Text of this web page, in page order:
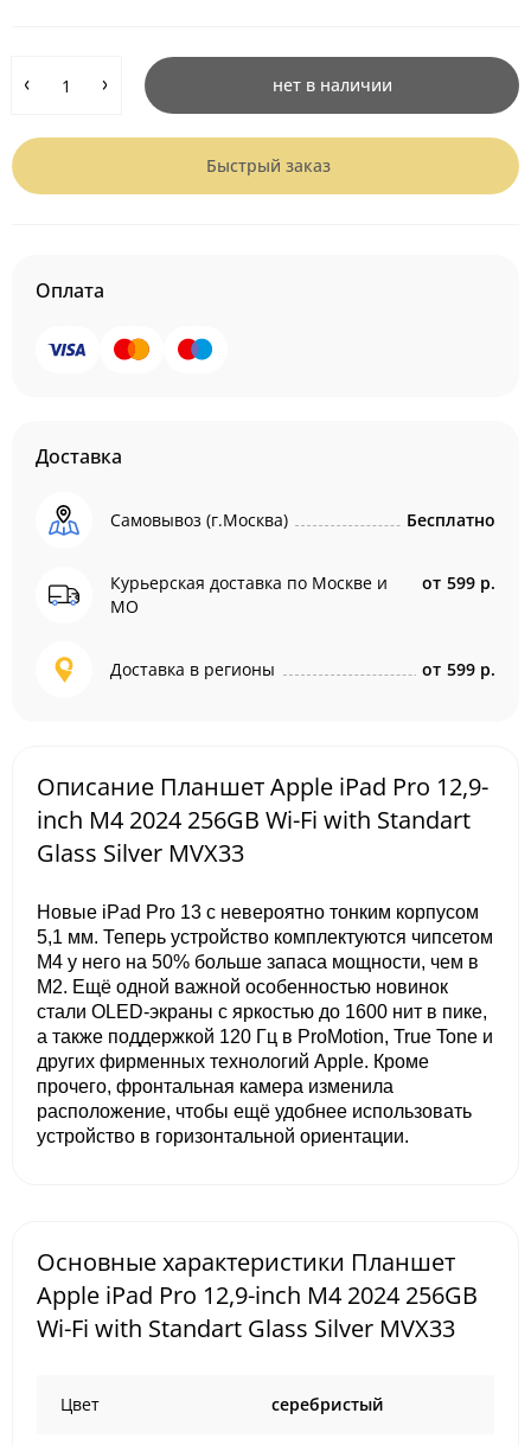
нет в наличии
Быстрый заказ
Оплата
Доставка
Самовывоз (г.Москва) Бесплатно
Курьерская доставка по Москве и
МО
от 599 р.
Доставка в регионы от 599 р.
Описание Планшет Apple iPad Pro 12,9-
inch M4 2024 256GB Wi-Fi with Standart
Glass Silver MVX33
Новые iPad Pro 13 с невероятно тонким корпусом
5,1 мм. Теперь устройство комплектуются чипсетом
M4 у него на 50% больше запаса мощности, чем в
M2. Ещё одной важной особенностью новинок
стали OLED-экраны с яркостью до 1600 нит в пике,
а также поддержкой 120 Гц в ProMotion, True Tone и
других фирменных технологий Apple. Кроме
прочего, фронтальная камера изменила
расположение, чтобы ещё удобнее использовать
устройство в горизонтальной ориентации.
Основные характеристики Планшет
Apple iPad Pro 12,9-inch M4 2024 256GB
Wi-Fi with Standart Glass Silver MVX33
Цвет серебристый